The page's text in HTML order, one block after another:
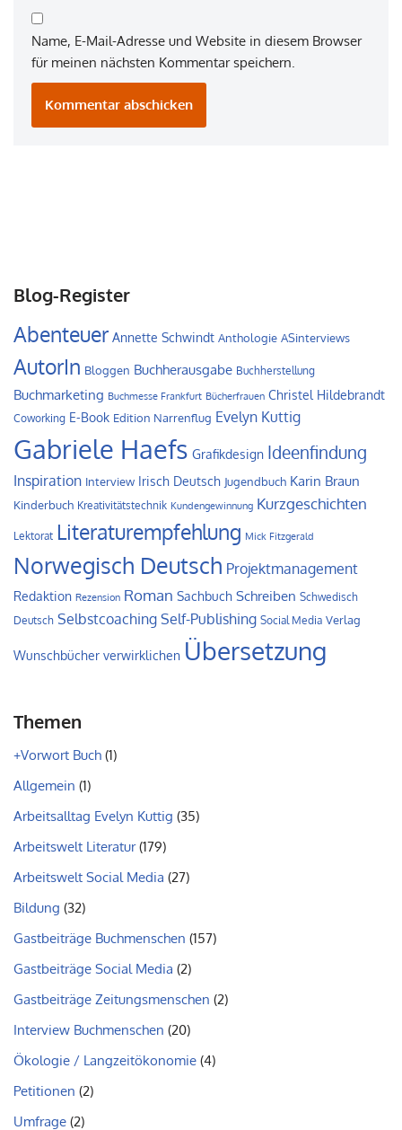
Name, E-Mail-Adresse und Website in diesem Browser
für meinen nächsten Kommentar speichern.
Blog-Register
Abenteuer Annette Schwindt Anthologie ASinterviews
AutorIn Bloggen Buchherausgabe Buchherstellung
Buchmarketing Buchmesse Frankfurt Bücherfrauen Christel Hildebrandt
Coworking E-Book Edition Narrenflug Evelyn Kuttig
Gabriele Haefs Grafikdesign Ideenfindung
Inspiration Interview Irisch Deutsch Jugendbuch Karin Braun
Kinderbuch Kreativitätstechnik Kundengewinnung Kurzgeschichten
Lektorat Literaturempfehlung Mick Fitzgerald
Norwegisch Deutsch Projektmanagement
Redaktion Rezension Roman Sachbuch Schreiben Schwedisch
Deutsch Selbstcoaching Self-Publishing Social Media Verlag
Wunschbücher verwirklichen Übersetzung
Themen
+Vorwort Buch (1)
Allgemein (1)
Arbeitsalltag Evelyn Kuttig (35)
Arbeitswelt Literatur(179)
Arbeitswelt Social Media (27)
Bildung (32)
Gastbeiträge Buchmenschen (157)
Gastbeiträge Social Media (2)
Gastbeiträge Zeitungsmenschen (2)
Interview Buchmenschen (20)
Ökologie / Langzeitökonomie (4)
Petitionen (2)
Umfrage (2)